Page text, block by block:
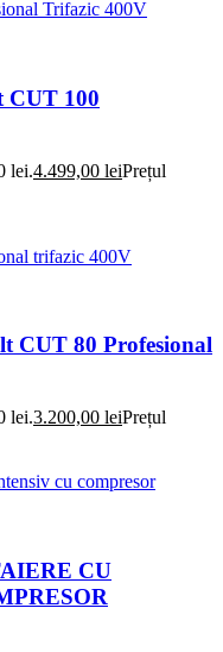
CUT 100
lei.4.499,00 leiPrețul
CUT 80 Profesional
lei.3.200,00 leiPrețul
CU